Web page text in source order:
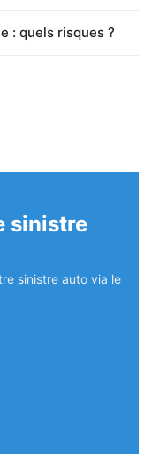
: quels risques ?
sinistre
sinistre auto via le